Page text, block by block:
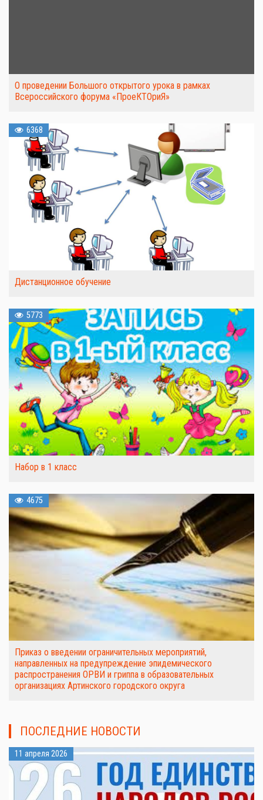
О проведении Большого открытого урока в рамках
Всероссийского форума «ПроеКТОриЯ»
6368
Дистанционное обучение
5773
Набор в 1 класс
4675
Приказ о введении ограничительных мероприятий,
направленных на предупреждение эпидемического
распространения ОРВИ и гриппа в образовательных
организациях Артинского городского округа
ПОСЛЕДНИЕ НОВОСТИ
11 апреля 2026